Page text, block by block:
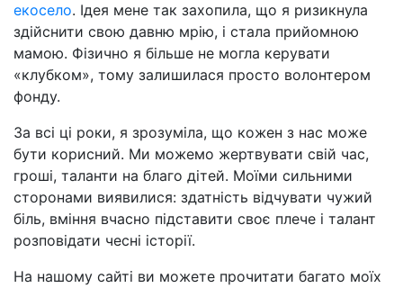
екосело. Ідея мене так захопила, що я ризикнула
здійснити свою давню мрію, і стала прийомною
мамою. Фізично я більше не могла керувати
«клубком», тому залишилася просто волонтером
фонду.
За всі ці роки, я зрозуміла, що кожен з нас може
бути корисний. Ми можемо жертвувати свій час,
гроші, таланти на благо дітей. Моїми сильними
сторонами виявилися: здатність відчувати чужий
біль, вміння вчасно підставити своє плече і талант
розповідати чесні історії.
На нашому сайті ви можете прочитати багато моїх